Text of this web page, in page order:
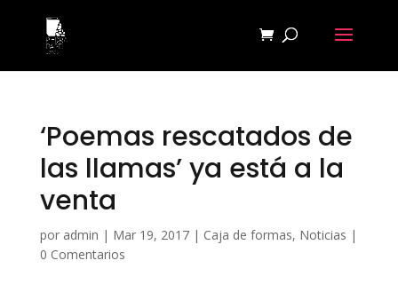
‘Poemas rescatados de
las llamas’ ya está a la
venta
por admin | Mar 19, 2017| Caja de formas, Noticias |
0 Comentarios